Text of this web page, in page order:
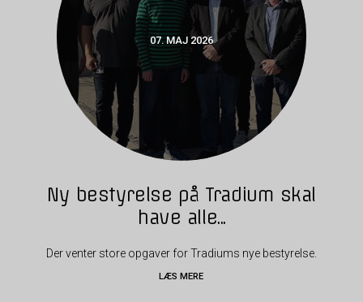
07. MAJ 2026
Ny bestyrelse på Tradium skal
have alle...
Der venter store opgaver for Tradiums nye bestyrelse.
LÆS MERE